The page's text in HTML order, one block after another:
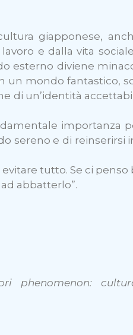
giapponese,
e dalla vita
esterno diviene
un mondo fantastico,
di un’identità
importanza
sereno e di reinserirsi
tutto. Se ci
abbatterlo”.
phenomenon: